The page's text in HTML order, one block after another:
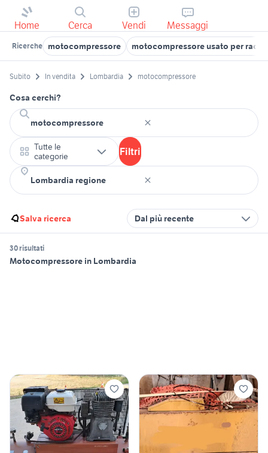
Home Cerca Vendi Messaggi
Ricerche motocompressore motocompressore usato per
Subito In vendita Lombardia motocompressore
Cosa cerchi?
Tutte le
categorie
Filtri
Salva ricerca Dal più recente
30 risultati
Motocompressore in Lombardia